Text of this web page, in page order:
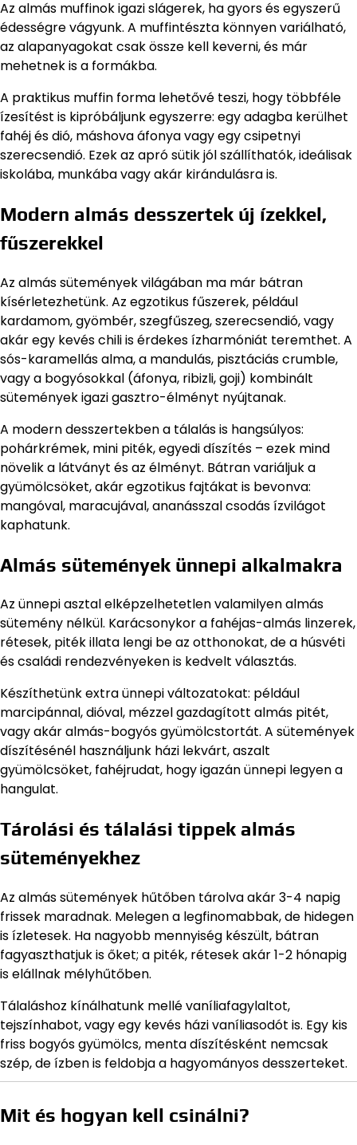
Az almás muffinok igazi slágerek, ha gyors és egyszerű
édességre vágyunk. A muffintészta könnyen variálható,
az alapanyagokat csak össze kell keverni, és már
mehetnek is a formákba.
A praktikus muffin forma lehetővé teszi, hogy többféle
ízesítést is kipróbáljunk egyszerre: egy adagba kerülhet
fahéj és dió, máshova áfonya vagy egy csipetnyi
szerecsendió. Ezek az apró sütik jól szállíthatók, ideálisak
iskolába, munkába vagy akár kirándulásra is.
Modern almás desszertek új ízekkel,
fűszerekkel
Az almás sütemények világában ma már bátran
kísérletezhetünk. Az egzotikus fűszerek, például
kardamom, gyömbér, szegfűszeg, szerecsendió, vagy
akár egy kevés chili is érdekes ízharmóniát teremthet. A
sós-karamellás alma, a mandulás, pisztáciás crumble,
vagy a bogyósokkal (áfonya, ribizli, goji) kombinált
sütemények igazi gasztro-élményt nyújtanak.
A modern desszertekben a tálalás is hangsúlyos:
pohárkrémek, mini piték, egyedi díszítés – ezek mind
növelik a látványt és az élményt. Bátran variáljuk a
gyümölcsöket, akár egzotikus fajtákat is bevonva:
mangóval, maracujával, ananásszal csodás ízvilágot
kaphatunk.
Almás sütemények ünnepi alkalmakra
Az ünnepi asztal elképzelhetetlen valamilyen almás
sütemény nélkül. Karácsonykor a fahéjas-almás linzerek,
rétesek, piték illata lengi be az otthonokat, de a húsvéti
és családi rendezvényeken is kedvelt választás.
Készíthetünk extra ünnepi változatokat: például
marcipánnal, dióval, mézzel gazdagított almás pitét,
vagy akár almás-bogyós gyümölcstortát. A sütemények
díszítésénél használjunk házi lekvárt, aszalt
gyümölcsöket, fahéjrudat, hogy igazán ünnepi legyen a
hangulat.
Tárolási és tálalási tippek almás
süteményekhez
Az almás sütemények hűtőben tárolva akár 3-4 napig
frissek maradnak. Melegen a legfinomabbak, de hidegen
is ízletesek. Ha nagyobb mennyiség készült, bátran
fagyaszthatjuk is őket; a piték, rétesek akár 1-2 hónapig
is elállnak mélyhűtőben.
Tálaláshoz kínálhatunk mellé vaníliafagylaltot,
tejszínhabot, vagy egy kevés házi vaníliasodót is. Egy kis
friss bogyós gyümölcs, menta díszítésként nemcsak
szép, de ízben is feldobja a hagyományos desszerteket.
Mit és hogyan kell csinálni?